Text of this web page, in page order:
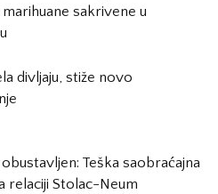
sakrivene u
divljaju, stiže novo
Teška saobraćajna
relaciji Stolac-Neum